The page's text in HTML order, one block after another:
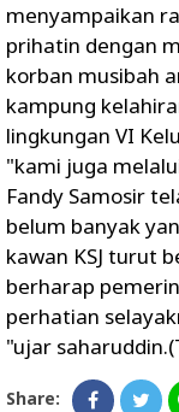
menyampaikan
prihatin dengan
korban musibah
kampung
lingkungan VI
"kami juga
Fandy Samosir
belum banyak
kawan KSJ turut
berharap
perhatian
"ujar
Share: